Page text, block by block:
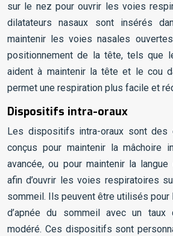
sur le nez pour ouvrir les voies
dilatateurs nasaux sont insérés
maintenir les voies nasales
positionnement de la tête, tels que
aident à maintenir la tête et le cou
permet une respiration plus facile et
Dispositifs intra-oraux
Les dispositifs intra-oraux sont des
conçus pour maintenir la mâchoire
avancée, ou pour maintenir la
afin d’ouvrir les voies respiratoires
sommeil. Ils peuvent être utilisés
d’apnée du sommeil avec un
modéré. Ces dispositifs sont